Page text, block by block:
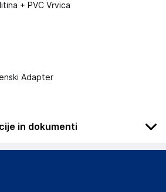
+ PVC Vrvica
Adapter
in dokumenti
izdelek hranite izven dosega